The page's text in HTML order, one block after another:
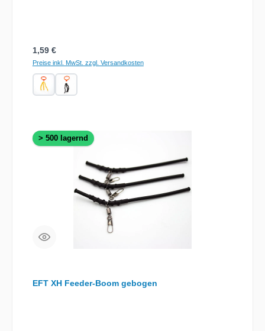
Regulärer Preis:
1,59 €
Preise inkl. MwSt. zzgl. Versandkosten
> 500 lagernd
EFT XH Feeder-Boom gebogen